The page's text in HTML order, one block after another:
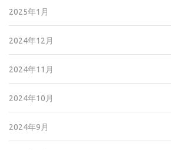
2025年1月
2024年12月
2024年11月
2024年10月
2024年9月